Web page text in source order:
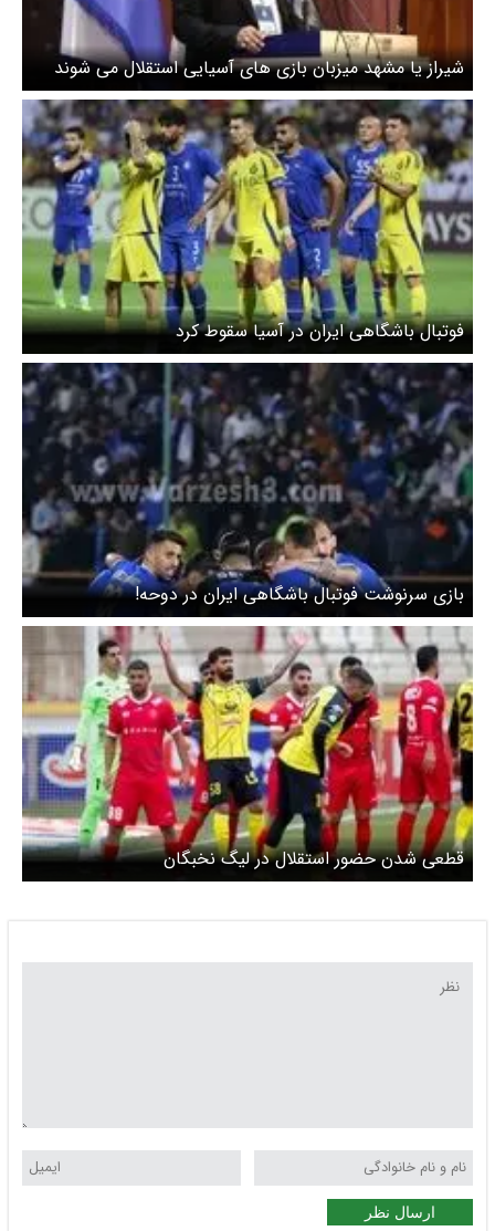
شیراز یا مشهد میزبان بازی های آسیایی استقلال می شوند
فوتبال باشگاهی ایران در آسیا سقوط کرد
بازی سرنوشت فوتبال باشگاهی ایران در دوحه!
قطعی شدن حضور استقلال در لیگ نخبگان
ارسال نظر